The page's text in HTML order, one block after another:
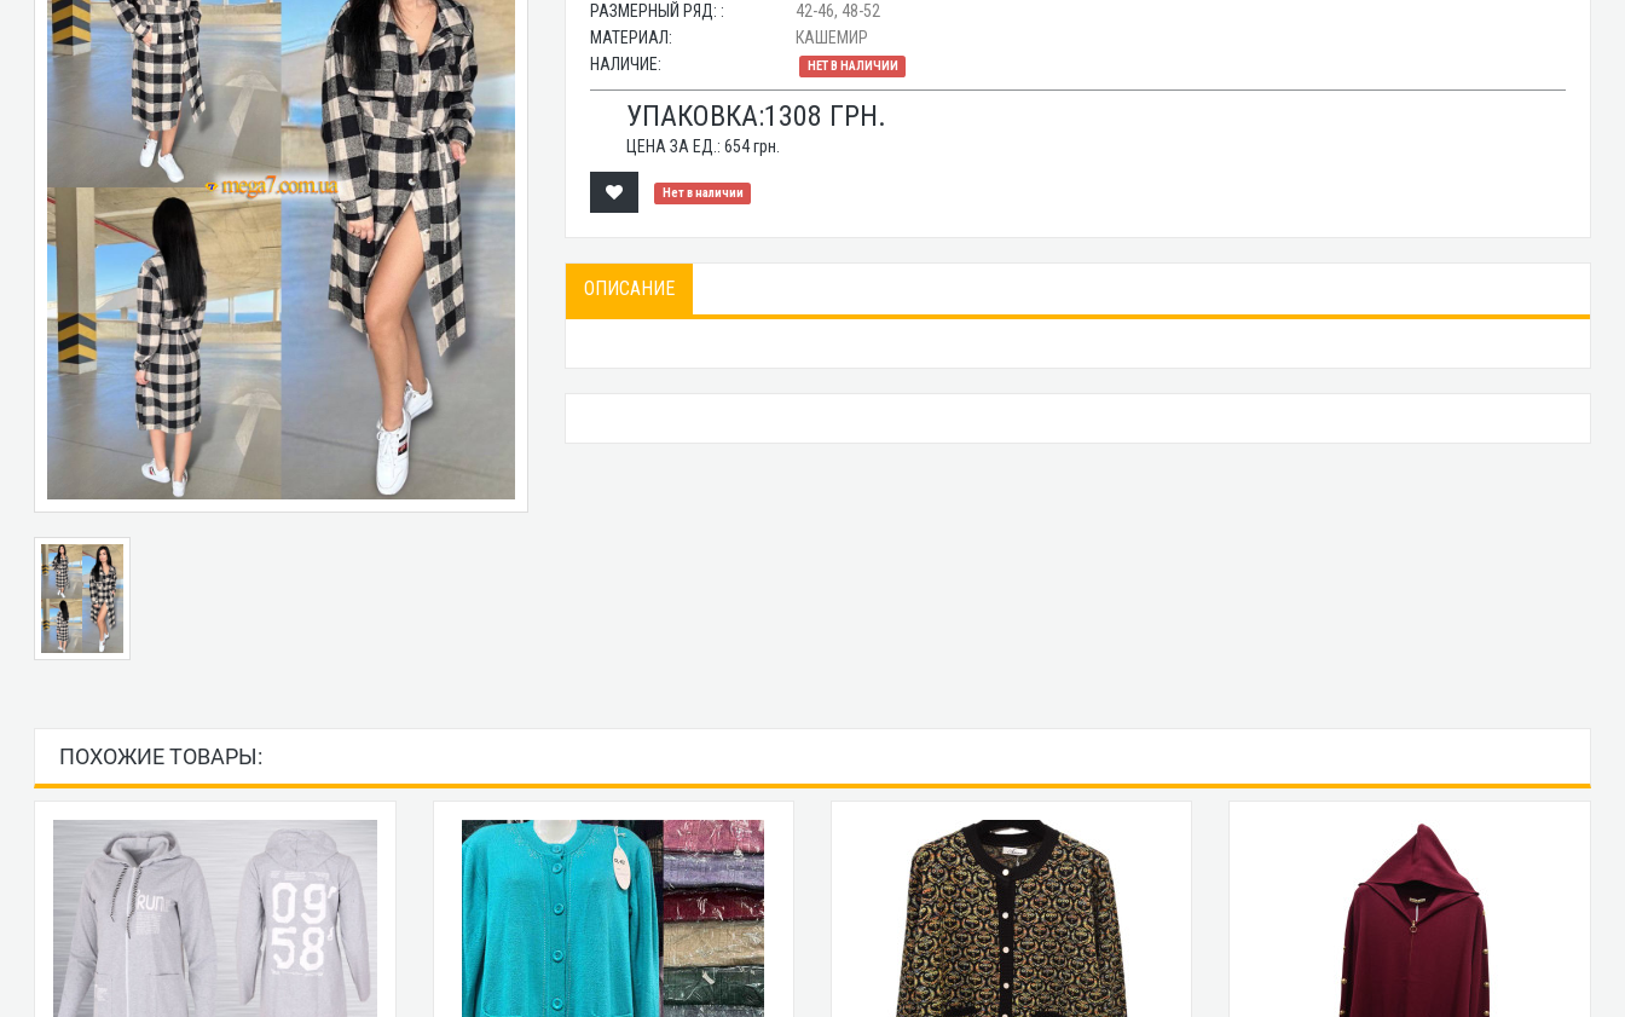
РАЗМЕРНЫЙ РЯД: :
42-46, 48-52
МАТЕРИАЛ:
КАШЕМИР
НАЛИЧИЕ:
НЕТ В НАЛИЧИИ
УПАКОВКА:1308 ГРН.
ЦЕНА ЗА ЕД.:654грн.
Нет в наличии
ОПИСАНИЕ
ПОХОЖИЕ ТОВАРЫ: